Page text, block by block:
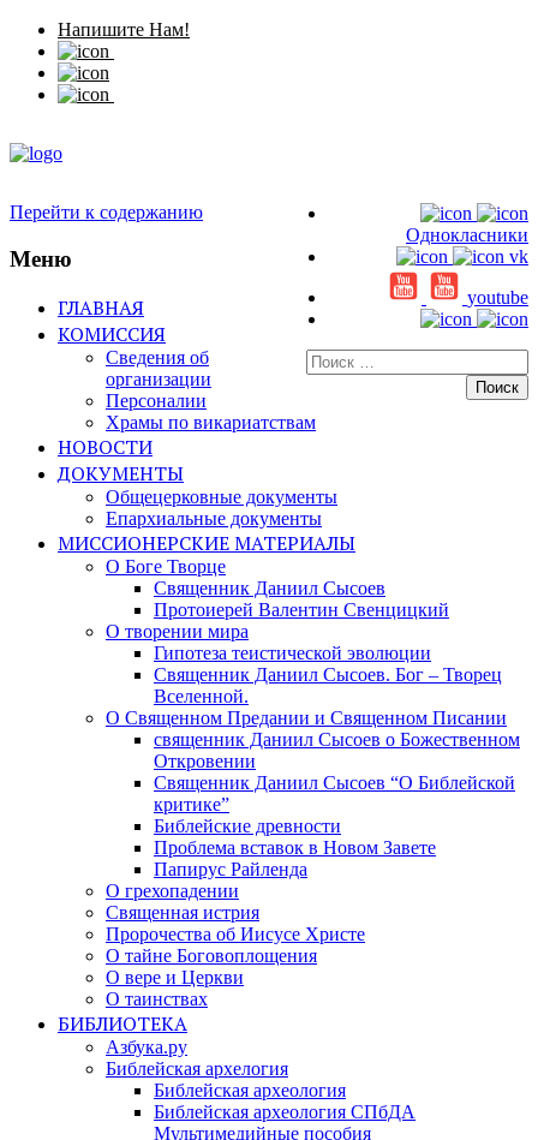
Напишите Нам!
Однокласники
vk
youtube
Искать:
Перейти к содержанию
Меню
ГЛАВНАЯ
КОМИССИЯ
Сведения об
организации
Персоналии
Храмы по викариатствам
НОВОСТИ
ДОКУМЕНТЫ
Общецерковные документы
Епархиальные документы
МИССИОНЕРСКИЕ МАТЕРИАЛЫ
О Боге Творце
Священник Даниил Сысоев
Протоиерей Валентин Свенцицкий
О творении мира
Гипотеза теистической эволюции
Священник Даниил Сысоев. Бог – Творец
Вселенной.
О Священном Предании и Священном Писании
священник Даниил Сысоев о Божественном
Откровении
Священник Даниил Сысоев “О Библейской
критике”
Библейские древности
Проблема вставок в Новом Завете
Папирус Райленда
О грехопадении
Священная истрия
Пророчества об Иисусе Христе
О тайне Боговоплощения
О вере и Церкви
О таинствах
БИБЛИОТЕКА
Азбука.ру
Библейская архелогия
Библейская археология
Библейская археология СПбДА
Мультимедийные пособия